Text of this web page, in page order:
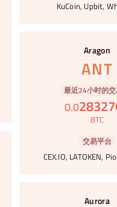
KuCoin, Upbit,
Aragon
ANT
最近24小时的
0.0
BTC
交易平台
CEX.IO, LATOKEN,
Aurora